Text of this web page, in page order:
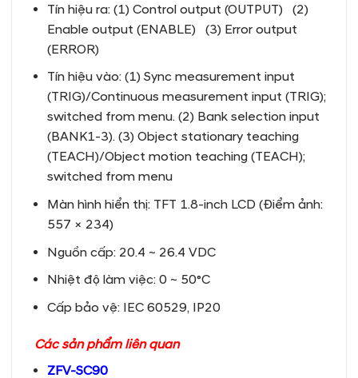
Tín hiệu ra: (1) Control output (OUTPUT) (2)
Enable output (ENABLE) (3) Error output
(ERROR)
Tín hiệu vào: (1) Sync measurement input
(TRIG)/Continuous measurement input (TRIG);
switched from menu. (2) Bank selection input
(BANK1-3). (3) Object stationary teaching
(TEACH)/Object motion teaching (TEACH);
switched from menu
Màn hình hiển thị: TFT 1.8-inch LCD (Điểm ảnh:
557 × 234)
Nguồn cấp: 20.4 ~ 26.4 VDC
Nhiệt độ làm việc: 0 ~ 50°C
Cấp bảo vệ: IEC 60529, IP20
Các sản phẩm liên quan
ZFV-SC90